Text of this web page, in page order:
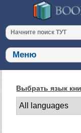
Выбрать язык